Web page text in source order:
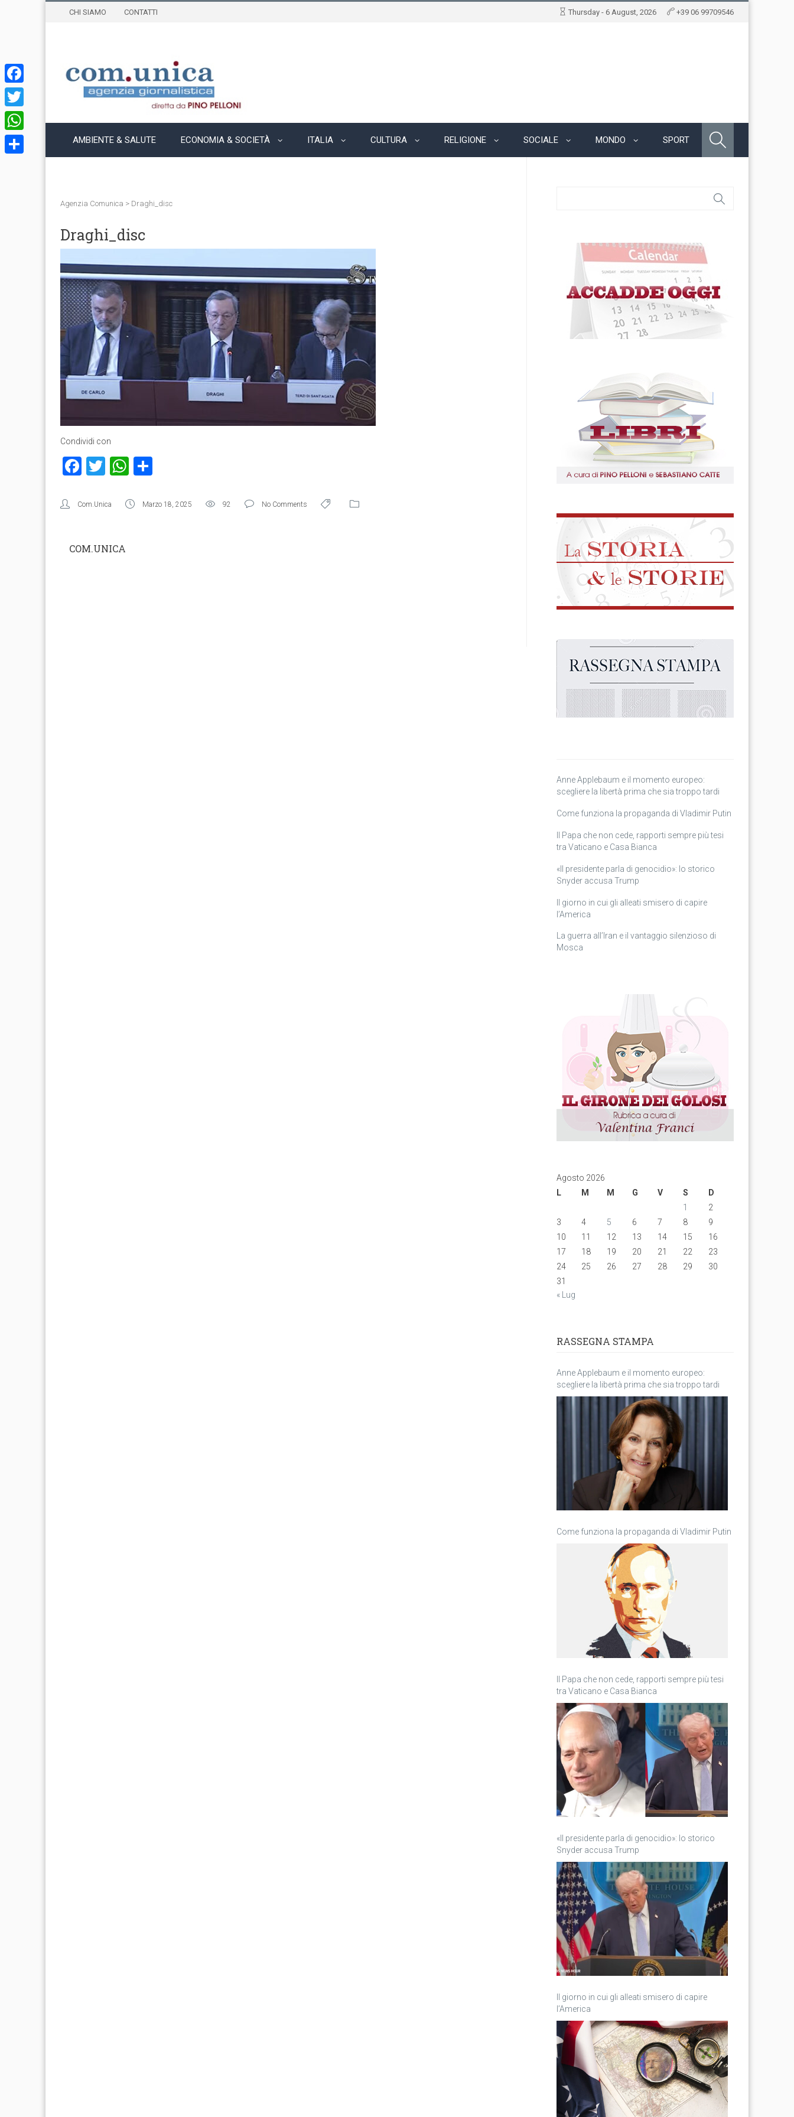
CHI SIAMO CONTATTI Thursday - 6 August, 2026 +39 06 99709546
AMBIENTE & SALUTE ECONOMIA & SOCIETÀ ITALIA CULTURA RELIGIONE SOCIALE MONDO SPORT
Agenzia Comunica > Draghi_disc
Draghi_disc
Condividi con
Facebook
TwitterWhatsApp
Com.Unica Marzo 18, 2025 92 No Comments
COM.UNICA
Anne Applebaum e il momento europeo:
scegliere la libertà prima che sia troppo tardi
Come funziona la propaganda di Vladimir Putin
Il Papa che non cede, rapporti sempre più tesi
tra Vaticano e Casa Bianca
«Il presidente parla di genocidio»: lo storico
Snyder accusa Trump
Il giorno in cui gli alleati smisero di capire
l’America
La guerra all’Iran e il vantaggio silenzioso di
Mosca
Agosto 2026
L
M M G V S
D
1
2
3
4 5 6 7 8
9
10
11 12 13 14 15
16
17
18 19 20 21 22
23
24
25 26 27 28 29
30
31
« Lug
RASSEGNA STAMPA
Anne Applebaum e il momento europeo:
scegliere la libertà prima che sia troppo tardi
Come funziona la propaganda di Vladimir Putin
Il Papa che non cede, rapporti sempre più tesi
tra Vaticano e Casa Bianca
«Il presidente parla di genocidio»: lo storico
Snyder accusa Trump
Il giorno in cui gli alleati smisero di capire
l’America
Facebook
Twitter
WhatsApp